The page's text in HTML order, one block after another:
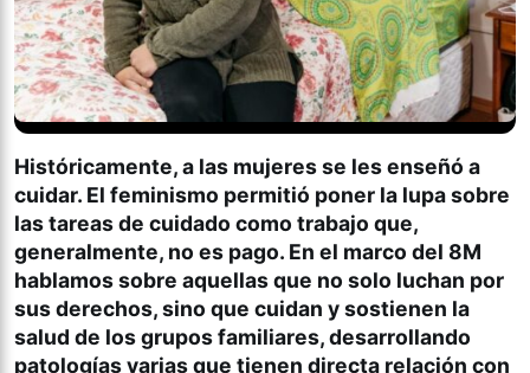
Históricamente, a las mujeres se les enseñó a
cuidar. El feminismo permitió poner la lupa sobre
las tareas de cuidado como trabajo que,
generalmente, no es pago. En el marco del 8M
hablamos sobre aquellas que no solo luchan por
sus derechos, sino que cuidan y sostienen la
salud de los grupos familiares, desarrollando
patologías varias que tienen directa relación con